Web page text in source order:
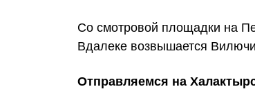
Со смотровой площадки на
Вдалеке возвышается
Отправляемся на